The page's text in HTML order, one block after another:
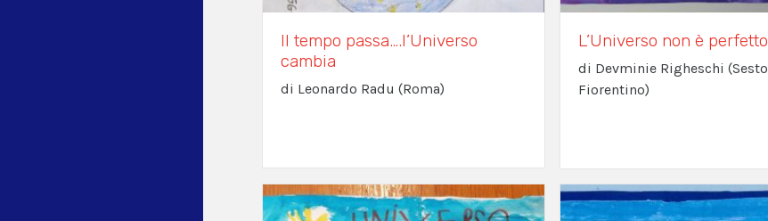
Il tempo passa….l’Universo
cambia
di Leonardo Radu (Roma)
L’Universo non è perfetto
di Devminie Righeschi (Sesto
Fiorentino)